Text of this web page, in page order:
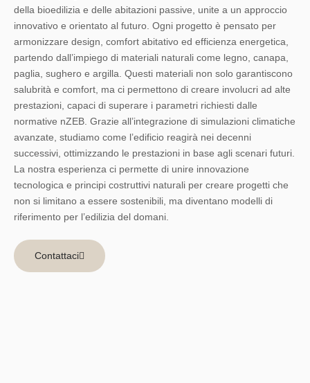
della bioedilizia e delle abitazioni passive, unite a un approccio
innovativo e orientato al futuro. Ogni progetto è pensato per
armonizzare design, comfort abitativo ed efficienza energetica,
partendo dall’impiego di materiali naturali come legno, canapa,
paglia, sughero e argilla. Questi materiali non solo garantiscono
salubrità e comfort, ma ci permettono di creare involucri ad alte
prestazioni, capaci di superare i parametri richiesti dalle
normative nZEB. Grazie all’integrazione di simulazioni climatiche
avanzate, studiamo come l’edificio reagirà nei decenni
successivi, ottimizzando le prestazioni in base agli scenari futuri.
La nostra esperienza ci permette di unire innovazione
tecnologica e principi costruttivi naturali per creare progetti che
non si limitano a essere sostenibili, ma diventano modelli di
riferimento per l’edilizia del domani.
Contattaci